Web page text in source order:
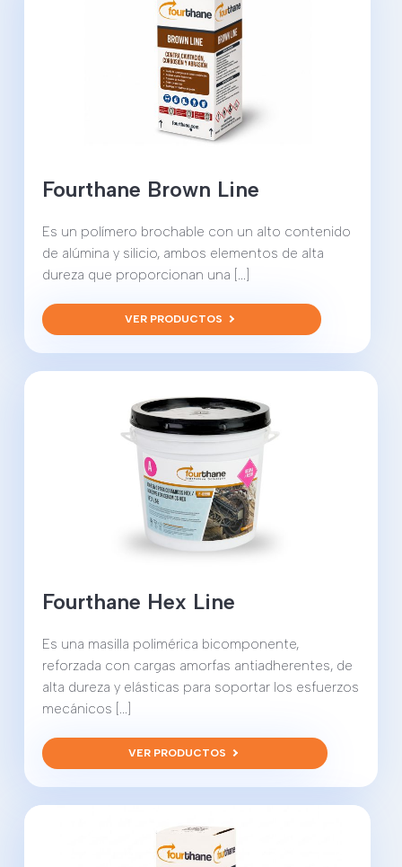
Fourthane Brown Line
Es un polímero brochable con un alto contenido
de alúmina y silicio, ambos elementos de alta
dureza que proporcionan una [...]
VER PRODUCTOS
Fourthane Hex Line
Es una masilla polimérica bicomponente,
reforzada con cargas amorfas antiadherentes, de
alta dureza y elásticas para soportar los esfuerzos
mecánicos [...]
VER PRODUCTOS